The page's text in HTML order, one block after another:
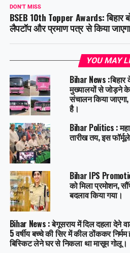
DON'T MISS
BSEB 10th Topper Awards: बिहार
लैपटॉप और प्रमाण पत्र से किया
YOU MAY
Bihar News
मुख्यालयों से जोड़ने
संचालन किया
है।
Bihar Politics :
तारीख तय, इस
Bihar IPS
को मिला प्रमोशन,
बदलाव किया गया।
Bihar News : बेगूसराय में दिल दहला देने
5 वर्षीय बच्चे की सिर में कील ठोंककर निर्मम
बिस्किट लेने घर से निकला था मासूम गोलू।